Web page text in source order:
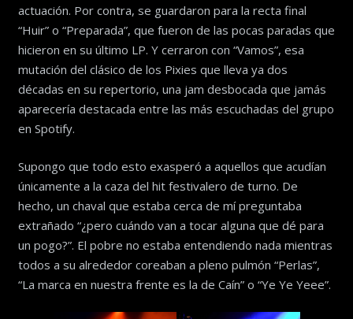
actuación. Por contra, se guardaron para la recta final
“Huir” o “Preparada”, que fueron de las pocas paradas que
hicieron en su último LP. Y cerraron con “Vamos”, esa
mutación del clásico de los Pixies que lleva ya dos
décadas en su repertorio, una jam desbocada que jamás
aparecería destacada entre las más escuchadas del grupo
en Spotify.
Supongo que todo esto exasperó a aquellos que acudían
únicamente a la caza del hit festivalero de turno. De
hecho, un chaval que estaba cerca de mí preguntaba
extrañado “¿pero cuándo van a tocar alguna que dé para
un pogo?”. El pobre no estaba entendiendo nada mientras
todos a su alrededor coreaban a pleno pulmón “Perlas”,
“La marca en nuestra frente es la de Caín” o “Ye Ye Yeee”.